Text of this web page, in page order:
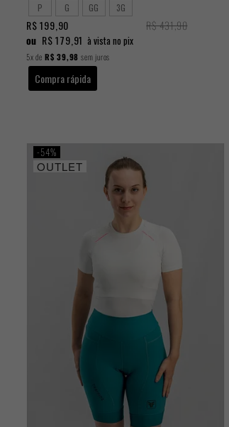
P G GG 3G
R$ 431,90
R$ 199,90
ou R$ 179,91 à vista no pix
5xde R$ 39,98 sem juros
Compra rápida
OUTLET
54%